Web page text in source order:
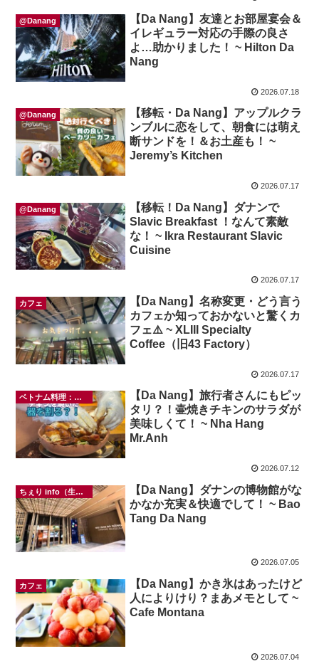
@Danang
【Da Nang】友達とお部屋宴会＆
イレギュラー対応の手際の良さ
よ…助かりました！ ~ Hilton Da
Nang
2026.07.18
@Danang
【移転・Da Nang】アップルクラ
ンブルに恋をして、朝食には萌え
断サンドを！＆お土産も！ ~
Jeremy’s Kitchen
2026.07.17
@Danang
【移転！Da Nang】ダナンで
Slavic Breakfast ！なんて素敵
な！ ~ Ikra Restaurant Slavic
Cuisine
2026.07.17
カフェ
【Da Nang】名称変更・どう言う
カフェか知っておかないと驚くカ
フェ⚠️ ~ XLIII Specialty
Coffee（旧43 Factory）
2026.07.17
ベトナム料理：おもてなしに
【Da Nang】旅行者さんにもピッ
タリ？！壷焼きチキンのサラダが
美味しくて！ ~ Nha Hang
Mr.Anh
2026.07.12
ちぇり info（生活情報）
【Da Nang】ダナンの博物館がな
かなか充実＆快適でして！ ~ Bao
Tang Da Nang
2026.07.05
カフェ
【Da Nang】かき氷はあったけど
人によりけり？まあメモとして ~
Cafe Montana
2026.07.04